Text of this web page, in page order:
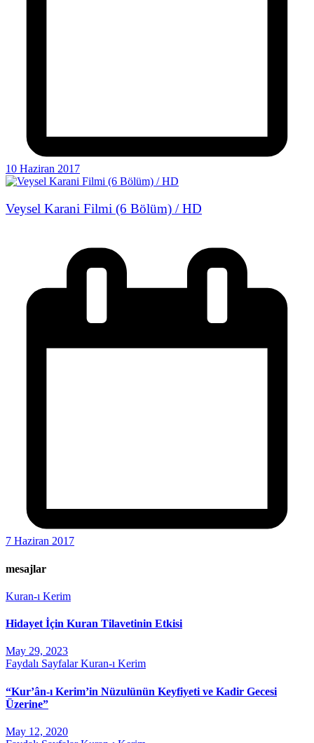
10 Haziran 2017
Veysel Karani Filmi (6 Bölüm) / HD
7 Haziran 2017
mesajlar
Kuran-ı Kerim
Hidayet İçin Kuran Tilavetinin Etkisi
May 29, 2023
Faydalı SayfalarKuran-ı Kerim
“Kur’ân-ı Kerim’in Nüzulünün Keyfiyeti ve Kadir Gecesi
Üzerine”
May 12, 2020